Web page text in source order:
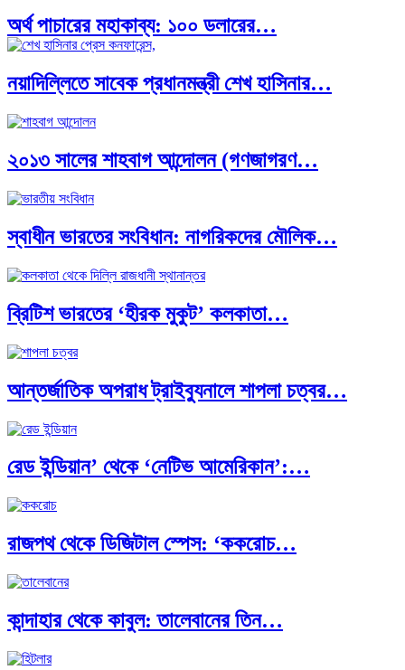
অর্থ পাচারের মহাকাব্য: ১০০ ডলারের…
দক্ষিণ এশিয়ায় ‘জেন-জি’ বিপ্লব: বাংলাদেশ,…
বিশেষ ইন-ডেপ্থ রিপোর্ট: ক্রীড়া উৎসবে…
ভারত মহাসাগরের অশ্রু: শ্রীলঙ্কার ২৬…
ক্রূরতা ও ধ্বংসের মহাকাব্য: পৃথিবীর…
ব্রাজিল ও আর্জেন্টিনার কালো অধ্যায়:…
পূর্ব ইউরোপ বনাম তুরস্ক: শত…
পৃথিবীতে বর্তমানে মোট দেশের সংখ্যা…
এশিয়ান সেঞ্চুরির দ্বৈরথ: চীন-ভারতের বৈশ্বিক…
নয়াদিল্লিতে সাবেক প্রধানমন্ত্রী শেখ হাসিনার…
২০১৩ সালের শাহবাগ আন্দোলন (গণজাগরণ…
স্বাধীন ভারতের সংবিধান: নাগরিকদের মৌলিক…
ব্রিটিশ ভারতের ‘হীরক মুকুট’ কলকাতা…
আন্তর্জাতিক অপরাধ ট্রাইব্যুনালে শাপলা চত্বর…
রেড ইন্ডিয়ান’ থেকে ‘নেটিভ আমেরিকান’:…
রাজপথ থেকে ডিজিটাল স্পেস: ‘ককরোচ…
কান্দাহার থেকে কাবুল: তালেবানের তিন…